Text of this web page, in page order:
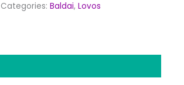
Categories: Baldai, Lovos